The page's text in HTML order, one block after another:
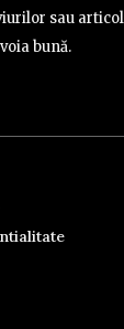
sau
bună.